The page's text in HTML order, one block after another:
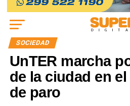
SOCIEDAD
UnTER marcha
de la ciudad en
de paro